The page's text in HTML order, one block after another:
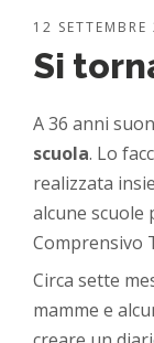
12
Si
A 36 anni
scuola. Lo
realizzata
alcune scuole
Comprensivo
Circa sette
mamme e